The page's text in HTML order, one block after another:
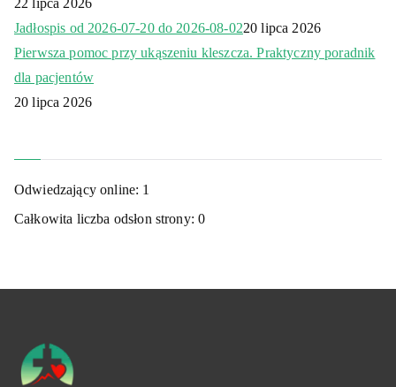
22 lipca 2026
Jadłospis od 2026-07-20 do 2026-08-0220 lipca 2026
Pierwsza pomoc przy ukąszeniu kleszcza. Praktyczny poradnik
dla pacjentów
20 lipca 2026
Odwiedzający online: 1
Całkowita liczba odsłon strony:0